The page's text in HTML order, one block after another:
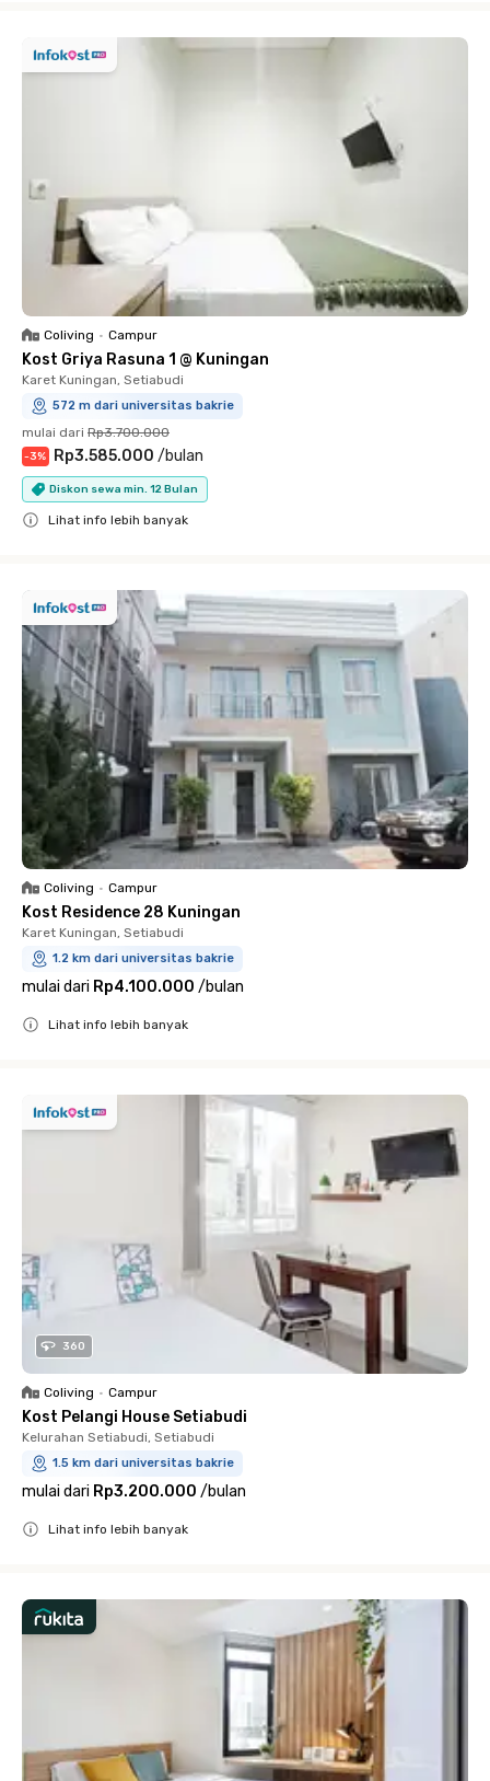
Coliving • Campur
Kost Griya Rasuna 1 @ Kuningan
Karet Kuningan, Setiabudi
572 m dari universitas bakrie
mulai dari Rp3.700.000
-3% Rp3.585.000 /bulan
Diskon sewa min. 12 Bulan
Lihat info lebih banyak
Coliving • Campur
Kost Residence 28 Kuningan
Karet Kuningan, Setiabudi
1.2 km dari universitas bakrie
mulai dari Rp4.100.000 /bulan
Lihat info lebih banyak
360
Coliving • Campur
Kost Pelangi House Setiabudi
Kelurahan Setiabudi, Setiabudi
1.5 km dari universitas bakrie
mulai dari Rp3.200.000 /bulan
Lihat info lebih banyak